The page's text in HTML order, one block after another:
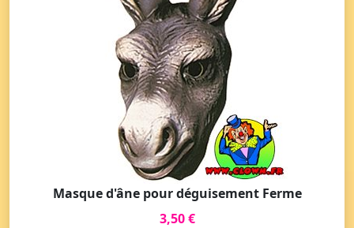
Masque d'âne pour déguisement Ferme
3,50 €